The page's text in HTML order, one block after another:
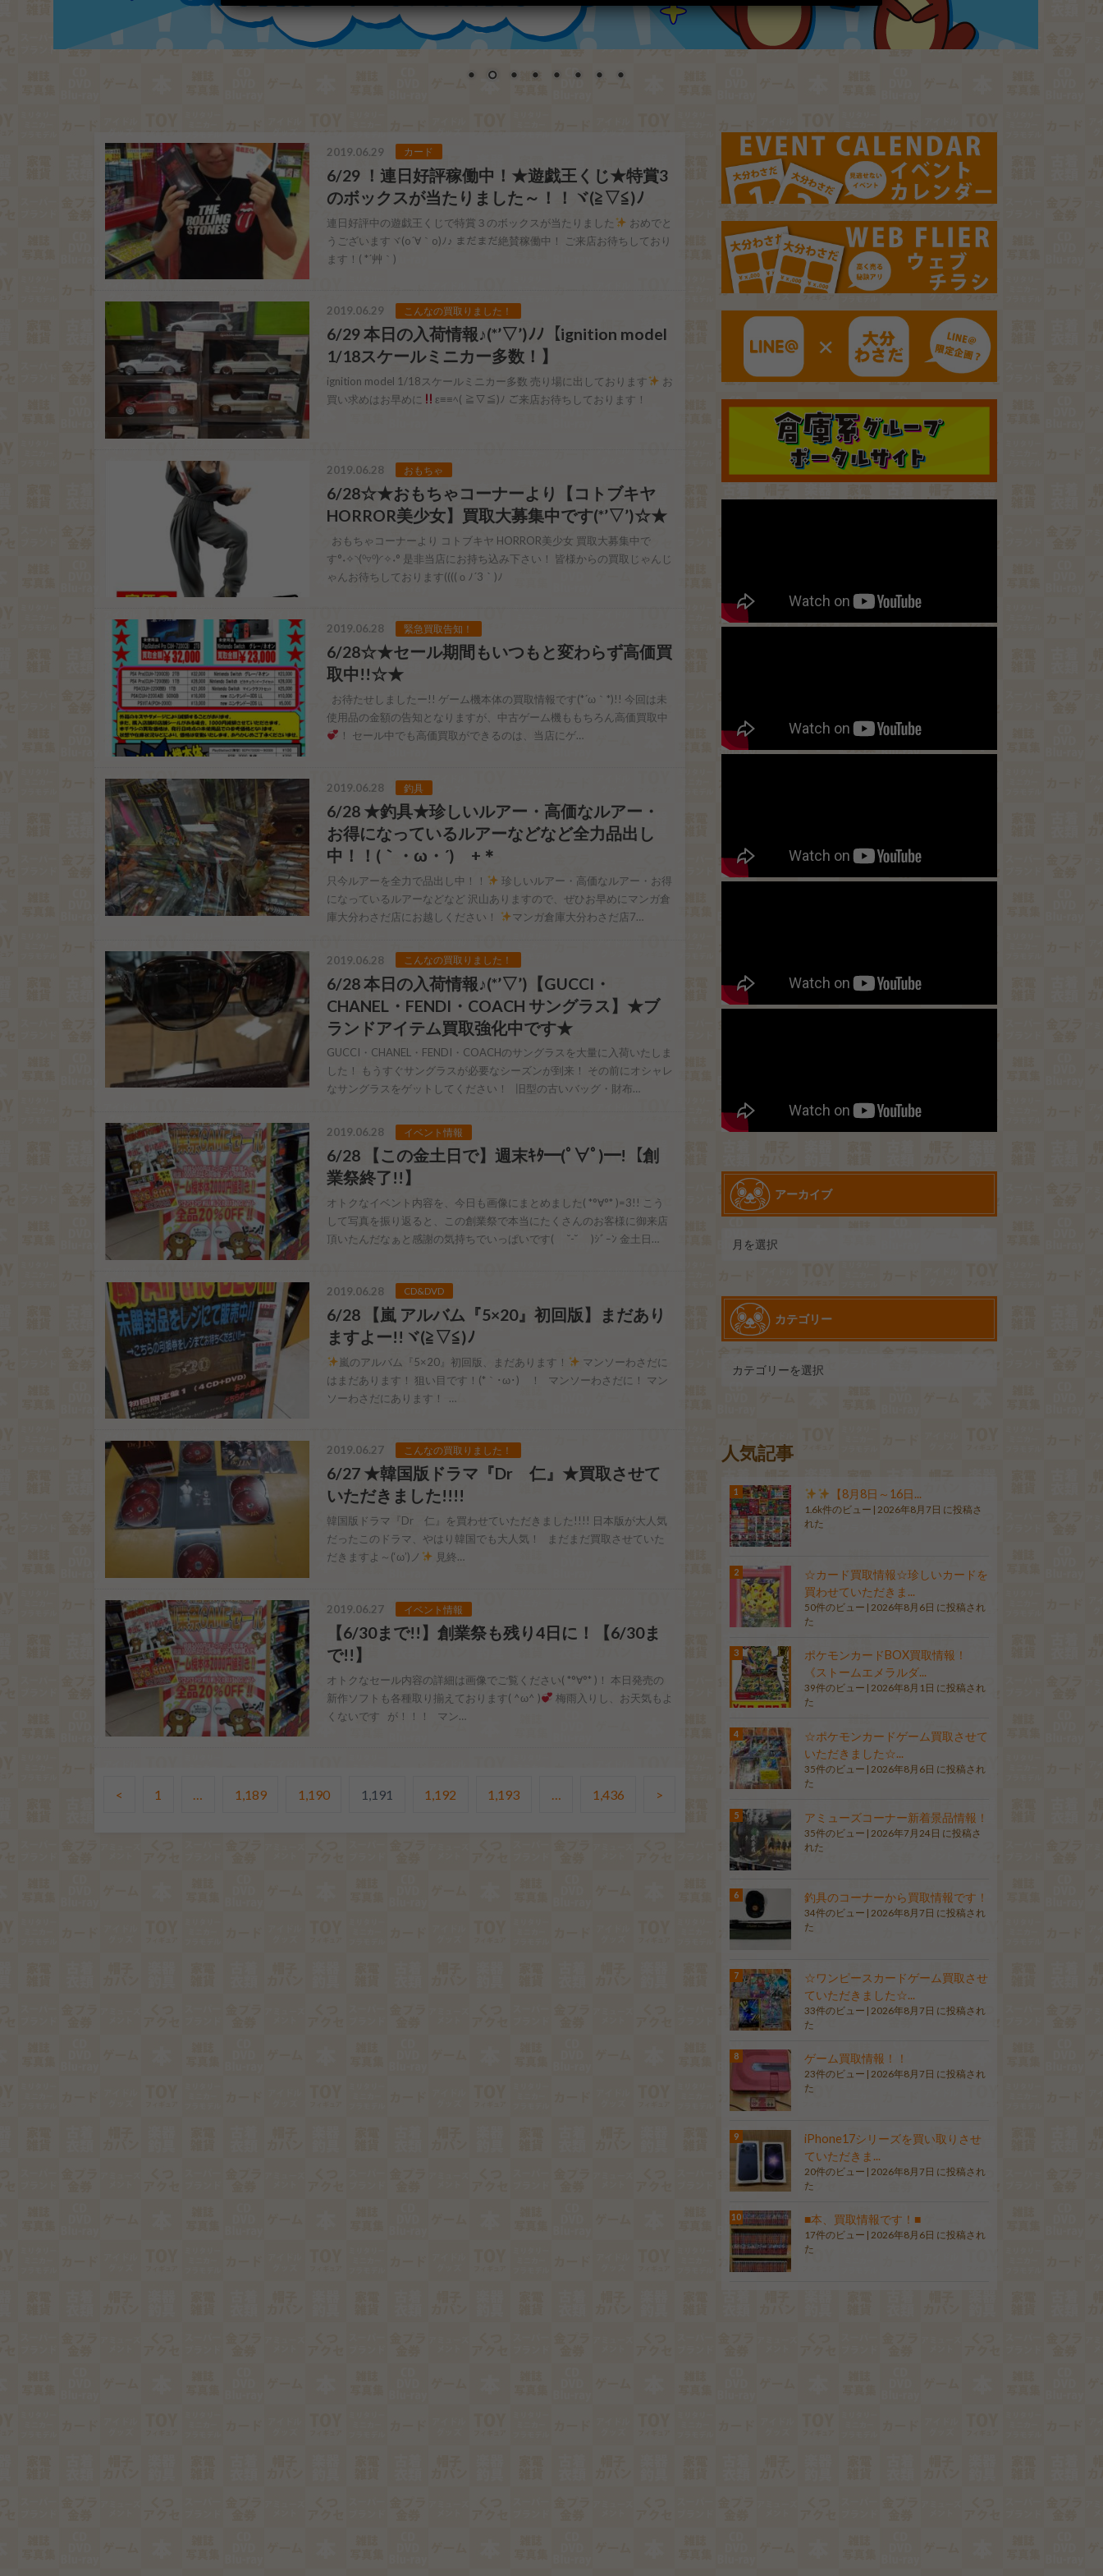
2019.06.29 カード
6/29 ！連日好評稼働中！★遊戯王くじ★特賞3
のボックスが当たりました～！！ヾ(≧▽≦)ﾉ
連日好評中の遊戯王くじで特賞３のボックスが当たりました
おめでと
うございますヾ(o´∀｀o)ﾉ♪ まだまだ絶賛稼働中！ ご来店お待ちしており
ます！( *´艸｀)
2019.06.29 こんなの買取りました！
6/29 本日の入荷情報♪(*’▽’)ﾉﾉ【ignition model
1/18スケールミニカー多数！】
ignition model 1/18スケールミニカー多数 売り場に出しております
お
買い求めはお早めに
ε≡≡ﾍ( ≧▽≦)ﾉ ご来店お待ちしております！
2019.06.28 おもちゃ
6/28☆★おもちゃコーナーより【コトブキヤ
HORROR美少女】買取大募集中です(*’▽’)☆★
おもちゃコーナーより コトブキヤ HORROR美少女 買取大募集中で
す°˖✧◝(⁰▿⁰)◜✧˖° 是非当店にお持ち込み下さい！ 皆様からの買取じゃんじ
ゃんお待ちしております((((ｏﾉ´3｀)ﾉ
2019.06.28 緊急買取告知！
6/28☆★セール期間もいつもと変わらず高価買
取中!!☆★
お待たせしましたー!! ゲーム機本体の買取情報です(*´ω｀*)!! 今回は未
使用品の金額の告知となりますが、中古ゲーム機ももちろん高価買取中
！ セール中でも高価買取ができるのは、当店にゲ…
2019.06.28 釣具
6/28 ★釣具★珍しいルアー・高価なルアー・
お得になっているルアーなどなど全力品出し
中！！(｀・ω・´)ゞ+＊
只今ルアーを全力で品出し中！！
珍しいルアー・高価なルアー・お得
になっているルアーなどなど 沢山ありますので、ぜひお早めにマンガ倉
庫大分わさだ店にお越しください！
マンガ倉庫大分わさだ店7…
2019.06.28 こんなの買取りました！
6/28 本日の入荷情報♪(*’▽’)【GUCCI・
CHANEL・FENDI・COACH サングラス】★ブ
ランドアイテム買取強化中です★
GUCCI・CHANEL・FENDI・COACHのサングラスを大量に入荷いたしま
した！ もうすぐサングラスが必要なシーズンが到来！ その前にオシャレ
なサングラスをゲットしてください！ 旧型の古いバッグ・財布…
2019.06.28 イベント情報
6/28 【この金土日で】週末ｷﾀ━(ﾟ∀ﾟ)━!【創
業祭終了!!】
オトクなイベント内容を、今日も画像にまとめました( *°∀°* )=3!! こう
して写真を振り返ると、この創業祭で本当にたくさんのお客様に御来店
頂いたんだなぁと感謝の気持ちでいっぱいです( ˘-˘ )ｼﾞｰﾝ 金土日…
2019.06.28 CD&DVD
6/28 【嵐 アルバム『5×20』初回版】まだあり
ますよー!!ヾ(≧▽≦)ﾉ
嵐のアルバム『5×20』初回版、まだあります！
マンソーわさだに
はまだあります！ 狙い目です！(*｀･ω･)ゞ！ マンソーわさだに！ マン
ソーわさだにあります！ …
2019.06.27 こんなの買取りました！
6/27 ★韓国版ドラマ『Dr 仁』★買取させて
いただきました!!!!
韓国版ドラマ『Dr 仁』を買わせていただきました!!!! 日本版が大人気
だったこのドラマ、やはり韓国でも大人気！ まだまだ買取させていた
だきますよ～(‘ω’)ノ
見終…
2019.06.27 イベント情報
【6/30まで!!】創業祭も残り4日に！【6/30ま
で!!】
オトクなセール内容の詳細は画像でご覧ください( *°∀°* )！ 本日発売の
新作ソフトも各種取り揃えております( ^ω^ )
梅雨入りし、お天気もよ
くないです が！！！ マン…
< 1 … 1,189 1,190 1,191 1,192 1,193 … 1,436 >
アーカイブ
カテゴリー
人気記事
【8月8日～16日...
1.6k件のビュー
2026年8月7日 に投稿さ
れた
☆カード買取情報☆珍しいカードを
買わせていただきま...
50件のビュー | 2026年8月6日 に投稿され
た
ポケモンカードBOX買取情報！
《ストームエメラルダ...
39件のビュー
2026年8月1日 に投稿され
た
☆ポケモンカードゲーム買取させて
いただきました☆...
35件のビュー | 2026年8月6日 に投稿され
た
アミューズコーナー新着景品情報！
35件のビュー | 2026年7月24日 に投稿さ
れた
釣具のコーナーから買取情報です！
34件のビュー
2026年8月7日 に投稿され
た
☆ワンピースカードゲーム買取させ
ていただきました☆...
33件のビュー | 2026年8月7日 に投稿され
た
ゲーム買取情報！！
23件のビュー
2026年8月7日 に投稿され
た
iPhone17シリーズを買い取りさせ
ていただきま...
20件のビュー | 2026年8月7日 に投稿され
た
■本、買取情報です！■
17件のビュー
2026年8月6日 に投稿され
た